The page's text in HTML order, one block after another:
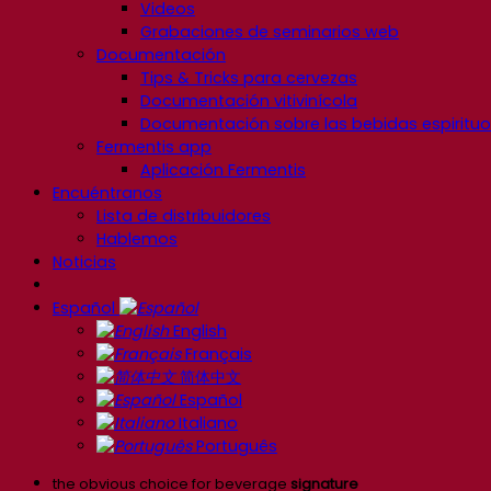
Videos
Grabaciones de seminarios web
Documentación
Tips & Tricks para cervezas
Documentación vitivinícola
Documentación sobre las bebidas
Fermentis app
Aplicación Fermentis
Encuéntranos
Lista de distribuidores
Hablemos
Noticias
Español
English
Français
简体中文
Español
Italiano
Português
the obvious choice for beverage signature